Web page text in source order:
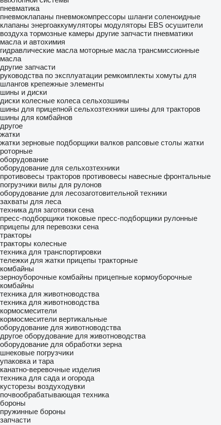
пневматика
пневмоклапаны пневмокомпрессоры шланги соленоидные
клапаны энергоаккумуляторы модуляторы EBS осушители
воздуха тормозные камеры другие запчасти пневматики
масла и автохимия
гидравлические масла моторные масла трансмиссионные
масла
другие запчасти
руководства по эксплуатации ремкомплекты хомуты для
шлангов крепежные элементы
шины и диски
диски колесные колеса сельхозшины
шины для прицепной сельхозтехники шины для тракторов
шины для комбайнов
другое
жатки
жатки зерновые подборщики валков рапсовые столы жатки
роторные
оборудование
оборудование для сельхозтехники
противовесы тракторов противовесы навесные фронтальные
погрузчики вилы для рулонов
оборудование для лесозаготовительной техники
захваты для леса
техника для заготовки сена
пресс-подборщики тюковые пресс-подборщики рулонные
прицепы для перевозки сена
тракторы
тракторы колесные
техника для транспортировки
тележки для жатки прицепы тракторные
комбайны
зерноуборочные комбайны прицепные кормоуборочные
комбайны
техника для животноводства
техника для животноводства
кормосмесители
кормосмесители вертикальные
оборудование для животноводства
другое оборудование для животноводства
оборудование для обработки зерна
шнековые погрузчики
упаковка и тара
канатно-веревочные изделия
техника для сада и огорода
кусторезы воздуходувки
почвообрабатывающая техника
бороны
пружинные бороны
запчасти